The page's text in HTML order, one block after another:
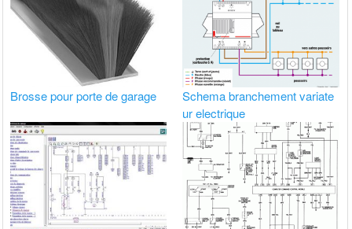
Brosse pour porte de garage
Schema branchement variate
ur electrique